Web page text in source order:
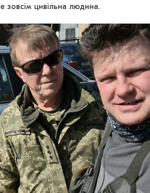
зовсім цивільна людина.